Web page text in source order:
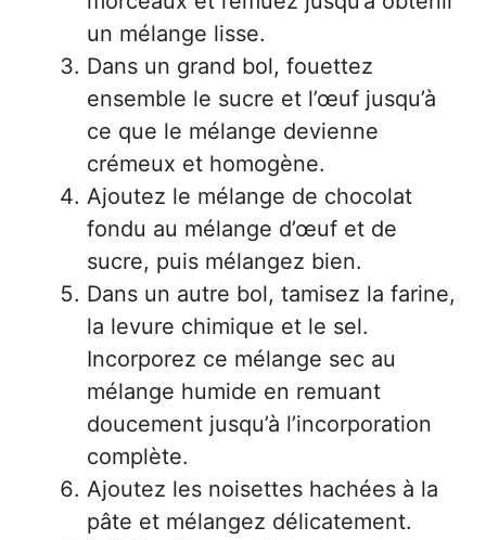
un mélange lisse.
Dans un grand bol, fouettez
ensemble le sucre et l’œuf jusqu’à
ce que le mélange devienne
crémeux et homogène.
Ajoutez le mélange de chocolat
fondu au mélange d’œuf et de
sucre, puis mélangez bien.
Dans un autre bol, tamisez la farine,
la levure chimique et le sel.
Incorporez ce mélange sec au
mélange humide en remuant
doucement jusqu’à l’incorporation
complète.
Ajoutez les noisettes hachées à la
pâte et mélangez délicatement.